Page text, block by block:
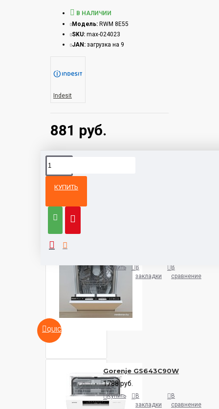
881 руб.
В НАЛИЧИИ
Модель: RWM 8E55
SKU: max-024023
JAN: загрузка на 9
Indesit
КУПИТЬ
категории
QUICKVIEW
Купить
В
закладки
В
сравнение
Gorenje GS643C90W
1788 руб.
Купить
В
закладки
В
сравнение